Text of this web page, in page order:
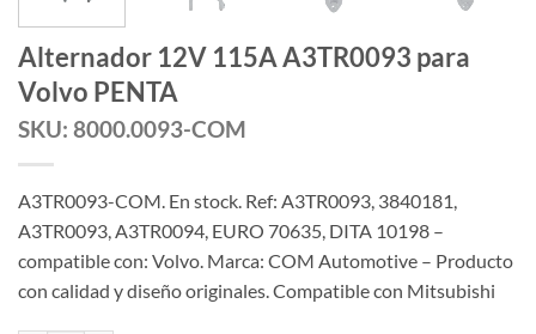
Alternador 12V 115A A3TR0093 para
Volvo PENTA
SKU: 8000.0093-COM
A3TR0093-COM. En stock. Ref: A3TR0093, 3840181,
A3TR0093, A3TR0094, EURO 70635, DITA 10198 –
compatible con: Volvo. Marca: COM Automotive – Producto
con calidad y diseño originales. Compatible con Mitsubishi